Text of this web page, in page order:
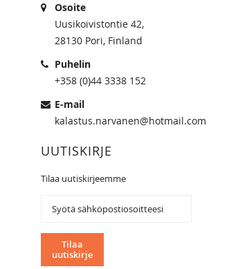
Osoite
Uusikoivistontie 42,
28130 Pori, Finland
Puhelin
+358 (0)44 3338 152
E-mail
kalastus.narvanen@hotmail.com
UUTISKIRJE
Tilaa uutiskirjeemme
uutiskirjeemme:
Tilaa
uutiskirje